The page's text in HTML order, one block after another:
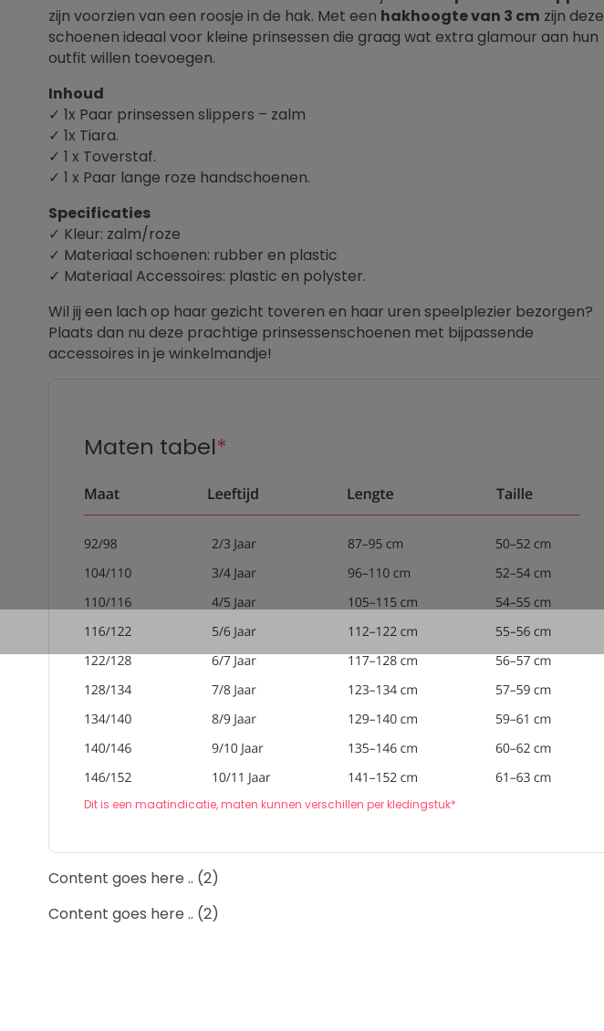
zijn voorzien van een roosje in de hak. Met een hakhoogte van 3 cm zijn deze
schoenen ideaal voor kleine prinsessen die graag wat extra glamour aan hun
outfit willen toevoegen.
Inhoud
✓ 1x Paar prinsessen slippers – zalm
✓ 1x Tiara.
✓ 1 x Toverstaf.
✓ 1 x Paar lange roze handschoenen.
Specificaties
✓ Kleur: zalm/roze
✓ Materiaal schoenen: rubber en plastic
✓ Materiaal Accessoires: plastic en polyster.
Wil jij een lach op haar gezicht toveren en haar uren speelplezier bezorgen?
Plaats dan nu deze prachtige prinsessenschoenen met bijpassende
accessoires in je winkelmandje!
Maten tabel*
Dit is een maatindicatie, maten kunnen verschillen per kledingstuk*
Content goes here .. (2)
Content goes here .. (2)